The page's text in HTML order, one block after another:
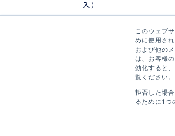
このウェブ
めに使用さ
および他の
は、お客様
効化すると
覧ください。
拒否した場
るために1つ
入）
お役立ちブログ